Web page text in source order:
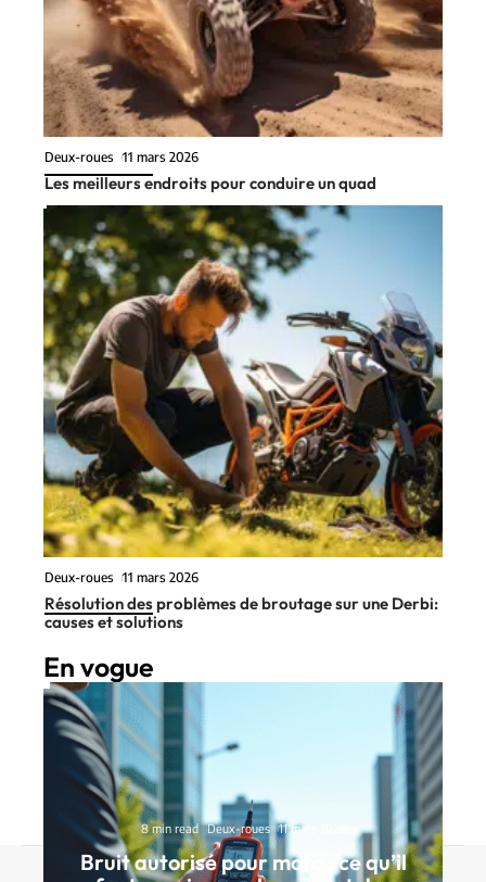
Deux-roues 11 mars 2026
Les meilleurs endroits pour conduire un quad
Deux-roues 11 mars 2026
Résolution des problèmes de broutage sur une Derbi:
causes et solutions
En vogue
8 min read Deux-roues 11 mars 2026
Bruit autorisé pour moto : ce qu’il
Contact Mentions Légales Sitemap